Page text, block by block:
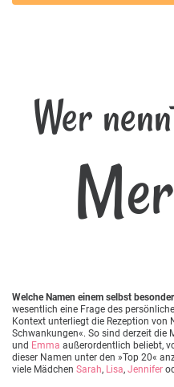
Wer
Welche Namen einem selbst
wesentlich eine Frage des
Kontext unterliegt die Rezeption von
Schwankungen«. So sind derzeit die
und Emma außerordentlich beliebt,
dieser Namen unter den »Top 20«
viele Mädchen Sarah, Lisa, Jennifer